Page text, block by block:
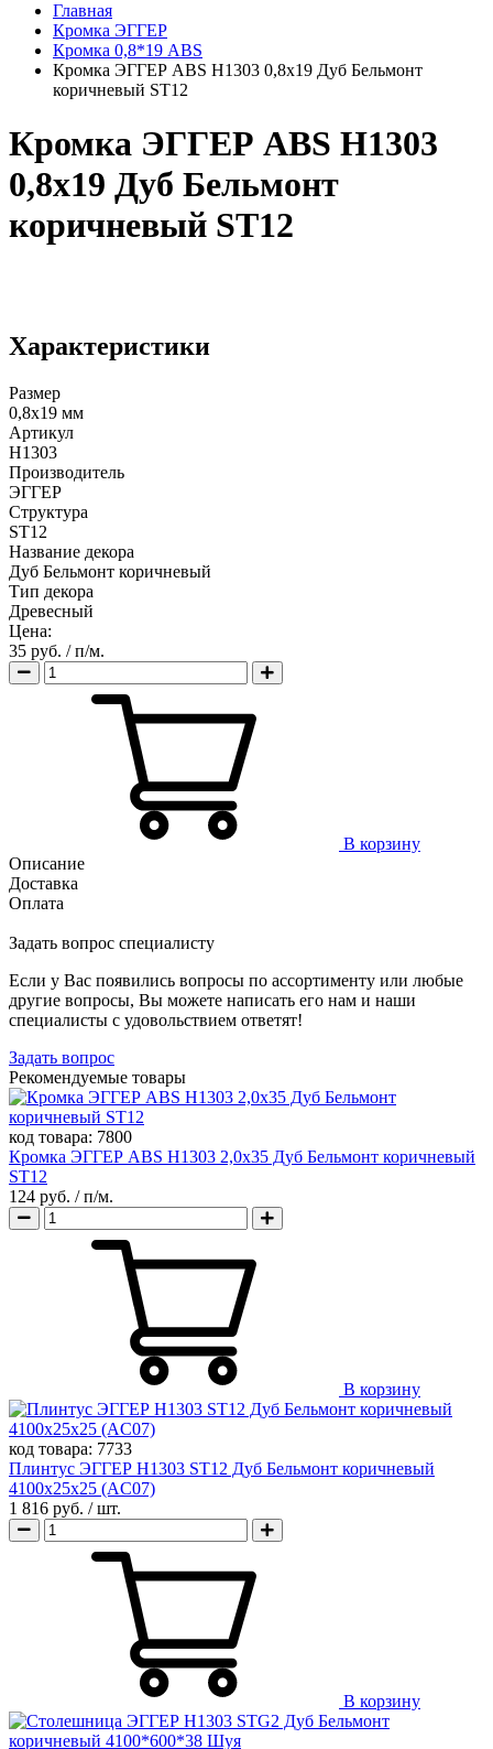
Главная
Кромка ЭГГЕР
Кромка 0,8*19 ABS
Кромка ЭГГЕР ABS H1303 0,8х19 Дуб Бельмонт
коричневый ST12
Кромка ЭГГЕР ABS H1303
0,8х19 Дуб Бельмонт
коричневый ST12
Характеристики
Размер
0,8х19 мм
Артикул
H1303
Производитель
ЭГГЕР
Структура
ST12
Название декора
Дуб Бельмонт коричневый
Тип декора
Древесный
Цена:
35 руб. / п/м.
В корзину
Описание
Доставка
Оплата
Задать вопрос специалисту
Если у Вас появились вопросы по ассортименту или любые
другие вопросы, Вы можете написать его нам и наши
специалисты с удовольствием ответят!
Задать вопрос
Рекомендуемые товары
код товара: 7800
Кромка ЭГГЕР ABS H1303 2,0х35 Дуб Бельмонт коричневый
ST12
124 руб. / п/м.
В корзину
код товара: 7733
Плинтус ЭГГЕР H1303 ST12 Дуб Бельмонт коричневый
4100х25х25 (AC07)
1 816 руб. / шт.
В корзину